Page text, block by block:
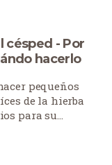
incorporar
césped - Por
hacerlo
pequeños
de la hierba
para su
vital en el